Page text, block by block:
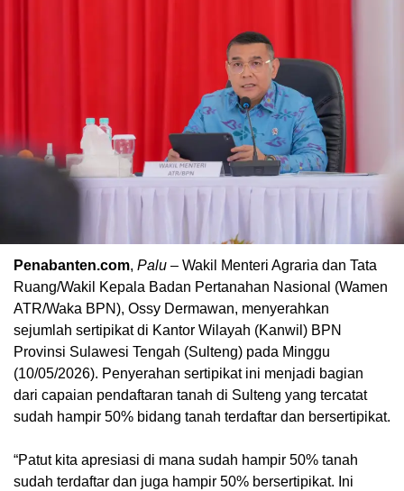
Penabanten.com, Palu – Wakil Menteri Agraria dan Tata
Ruang/Wakil Kepala Badan Pertanahan Nasional (Wamen
ATR/Waka BPN), Ossy Dermawan, menyerahkan
sejumlah sertipikat di Kantor Wilayah (Kanwil) BPN
Provinsi Sulawesi Tengah (Sulteng) pada Minggu
(10/05/2026). Penyerahan sertipikat ini menjadi bagian
dari capaian pendaftaran tanah di Sulteng yang tercatat
sudah hampir 50% bidang tanah terdaftar dan bersertipikat.
“Patut kita apresiasi di mana sudah hampir 50% tanah
sudah terdaftar dan juga hampir 50% bersertipikat. Ini